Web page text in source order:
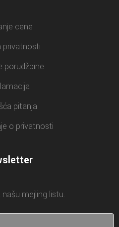
cene
privatnosti
porudžbine
pitanja
o privatnosti
mejling listu.